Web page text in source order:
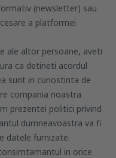
(newsletter) sau
a platformei
ale altor persoane, aveti
ca detineti acordul
sunt in cunostinta de
compania noastra
prezentei politici privind
dumneavoastra va fi
datele furnizate.
in orice